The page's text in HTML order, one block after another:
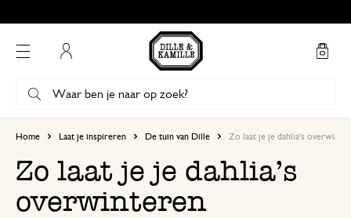
Home Laat je inspireren De tuin van Dille Zo laat je je dahlia's
Zo laat je je dahlia's
overwinteren